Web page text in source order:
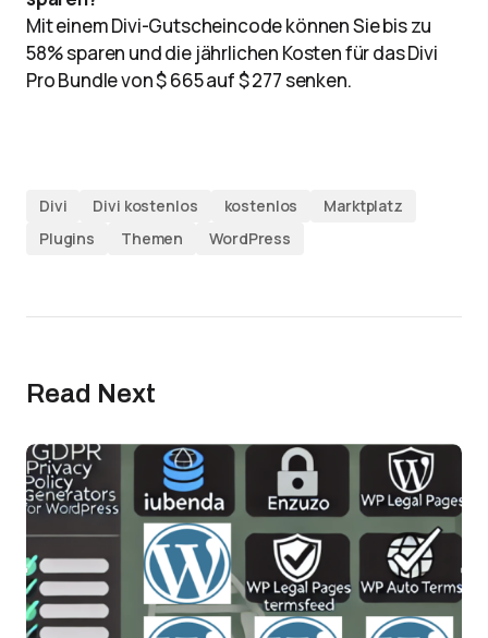
Mit einem Divi-Gutscheincode können Sie bis zu
58% sparen und die jährlichen Kosten für das Divi
Pro Bundle von $ 665 auf $ 277 senken.
Divi Divi kostenlos kostenlos
Marktplatz
Plugins
Themen WordPress
Read Next